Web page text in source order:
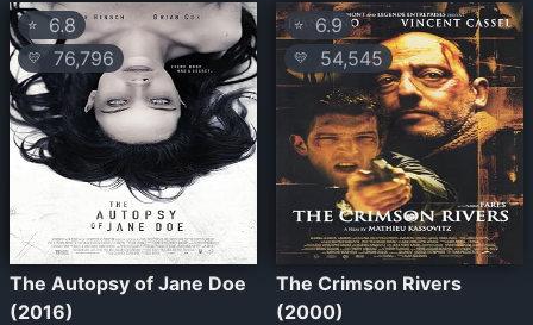
⭐ 6.8
💛 76,796
The Autopsy of Jane Doe
(2016)
⭐ 6.9
💛 54,545
The Crimson Rivers
(2000)